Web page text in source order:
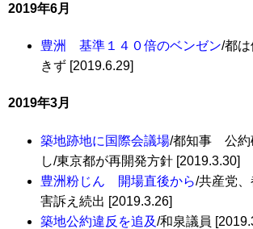
2019年6月
豊洲 基準１４０倍のベンゼン/都
きず [2019.6.29]
2019年3月
築地跡地に国際会議場/都知事 公約
し/東京都が再開発方針 [2019.3.30]
豊洲粉じん 開場直後から/共産党
害訴え続出 [2019.3.26]
築地公約違反を追及/和泉議員